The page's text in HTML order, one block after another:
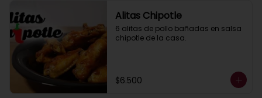
Alitas Chipotle
6 alitas de pollo bañadas en salsa
chipotle de la casa.
$6.500